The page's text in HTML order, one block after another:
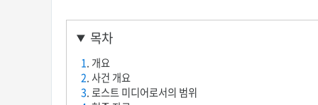
목차
1. 개요
2. 사건 개요
3. 로스트 미디어로서의 범위